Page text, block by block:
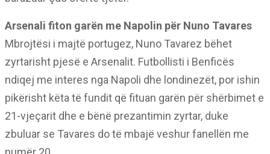
Arsenali fiton garën me Napolin për Nuno Tavares
Mbrojtësi i majtë portugez, Nuno Tavarez bëhet
zyrtarisht pjesë e Arsenalit. Futbollisti i Benficës
ndiqej me interes nga Napoli dhe londinezët, por ishin
pikërisht këta të fundit që fituan garën për shërbimet e
21-vjeçarit dhe e bënë prezantimin zyrtar, duke
zbuluar se Tavares do të mbajë veshur fanellën me